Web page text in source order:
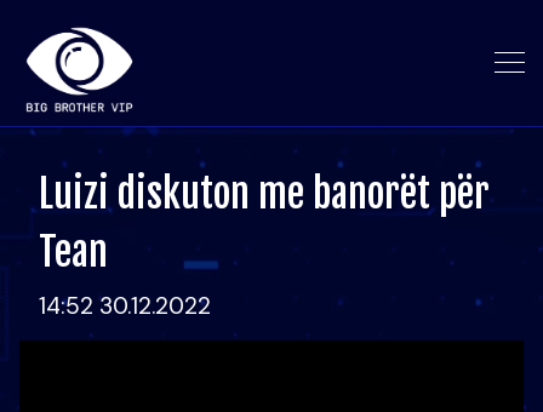
Luizi diskuton me banorët për
Tean
14:52 30.12.2022